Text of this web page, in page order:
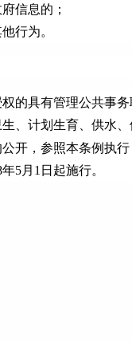
信息的；
行为。
的具有管理公共事务
计划生育、供水、
开，参照本条例执
年5月 1 日起施行。